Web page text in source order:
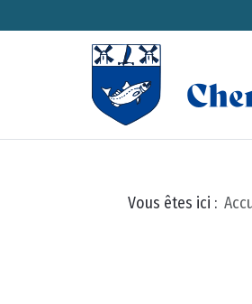
SITE OFFICIEL
Vous êtes ici :